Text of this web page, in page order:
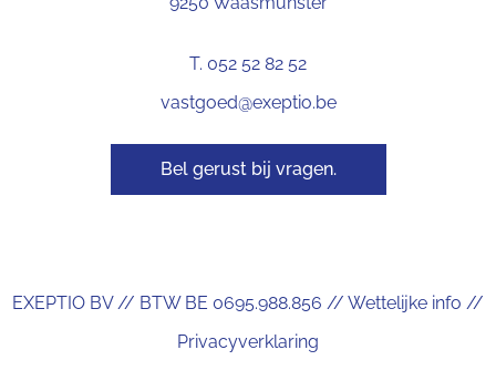
T. 052 52 82 52
vastgoed@exeptio.be
Bel gerust bij vragen.
EXEPTIO BV // BTW BE 0695.988.856 // Wettelijke info //
Privacyverklaring